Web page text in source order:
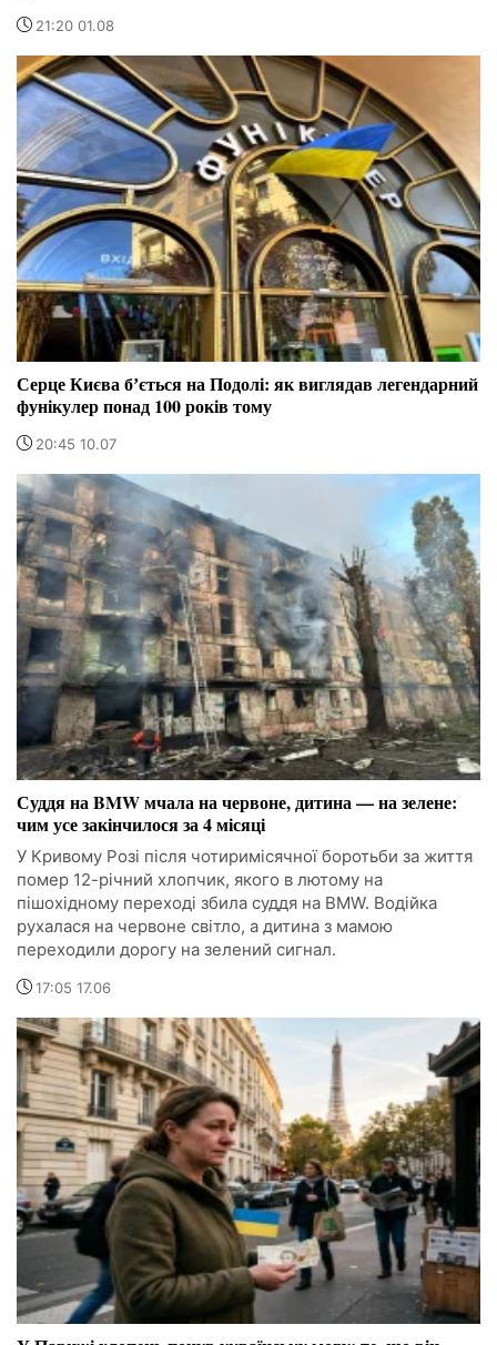
21:20 01.08
Серце Києва бʼється на Подолі: як виглядав легендарний
фунікулер понад 100 років тому
20:45 10.07
Суддя на BMW мчала на червоне, дитина — на зелене:
чим усе закінчилося за 4 місяці
У Кривому Розі після чотиримісячної боротьби за життя
помер 12-річний хлопчик, якого в лютому на
пішохідному переході збила суддя на BMW. Водійка
рухалася на червоне світло, а дитина з мамою
переходили дорогу на зелений сигнал.
17:05 17.06